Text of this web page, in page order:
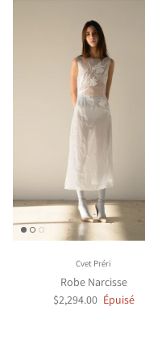
Cvet Préri
Robe Narcisse
$2,294.00 Épuisé